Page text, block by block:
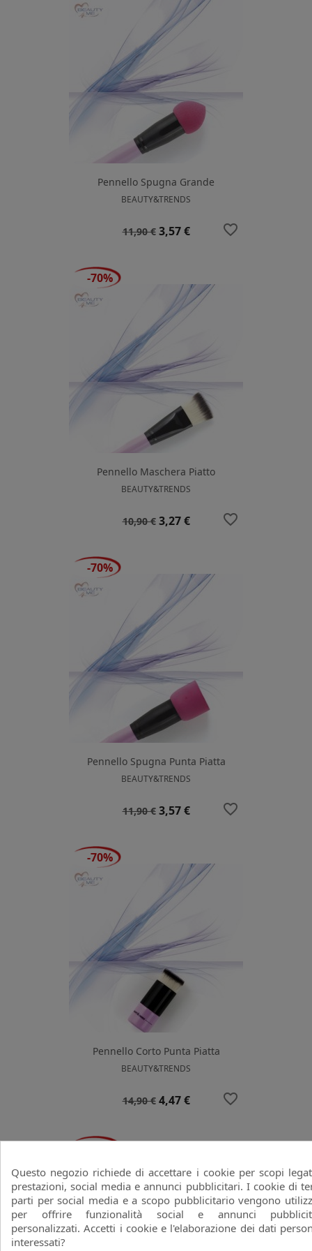
Pennello Spugna Grande
BEAUTY&TRENDS
Prezzo
11,90 € Prezzo
3,57 € favorite_border
Pennello Maschera Piatto
BEAUTY&TRENDS
Prezzo
10,90 € Prezzo
3,27 €
-70%
favorite_border
Pennello Spugna Punta Piatta
BEAUTY&TRENDS
Prezzo
11,90 € Prezzo
3,57 €
-70%
favorite_border
Pennello Corto Punta Piatta
BEAUTY&TRENDS
Prezzo
14,90 € Prezzo
4,47 €
-70%
favorite_border
-70%
Questo negozio richiede di accettare i cookie per scopi
prestazioni, social media e annunci pubblicitari. I cookie di
parti per social media e a scopo pubblicitario vengono
per offrire funzionalità social e annunci
personalizzati. Accetti i cookie e l'elaborazione dei dati
interessati?